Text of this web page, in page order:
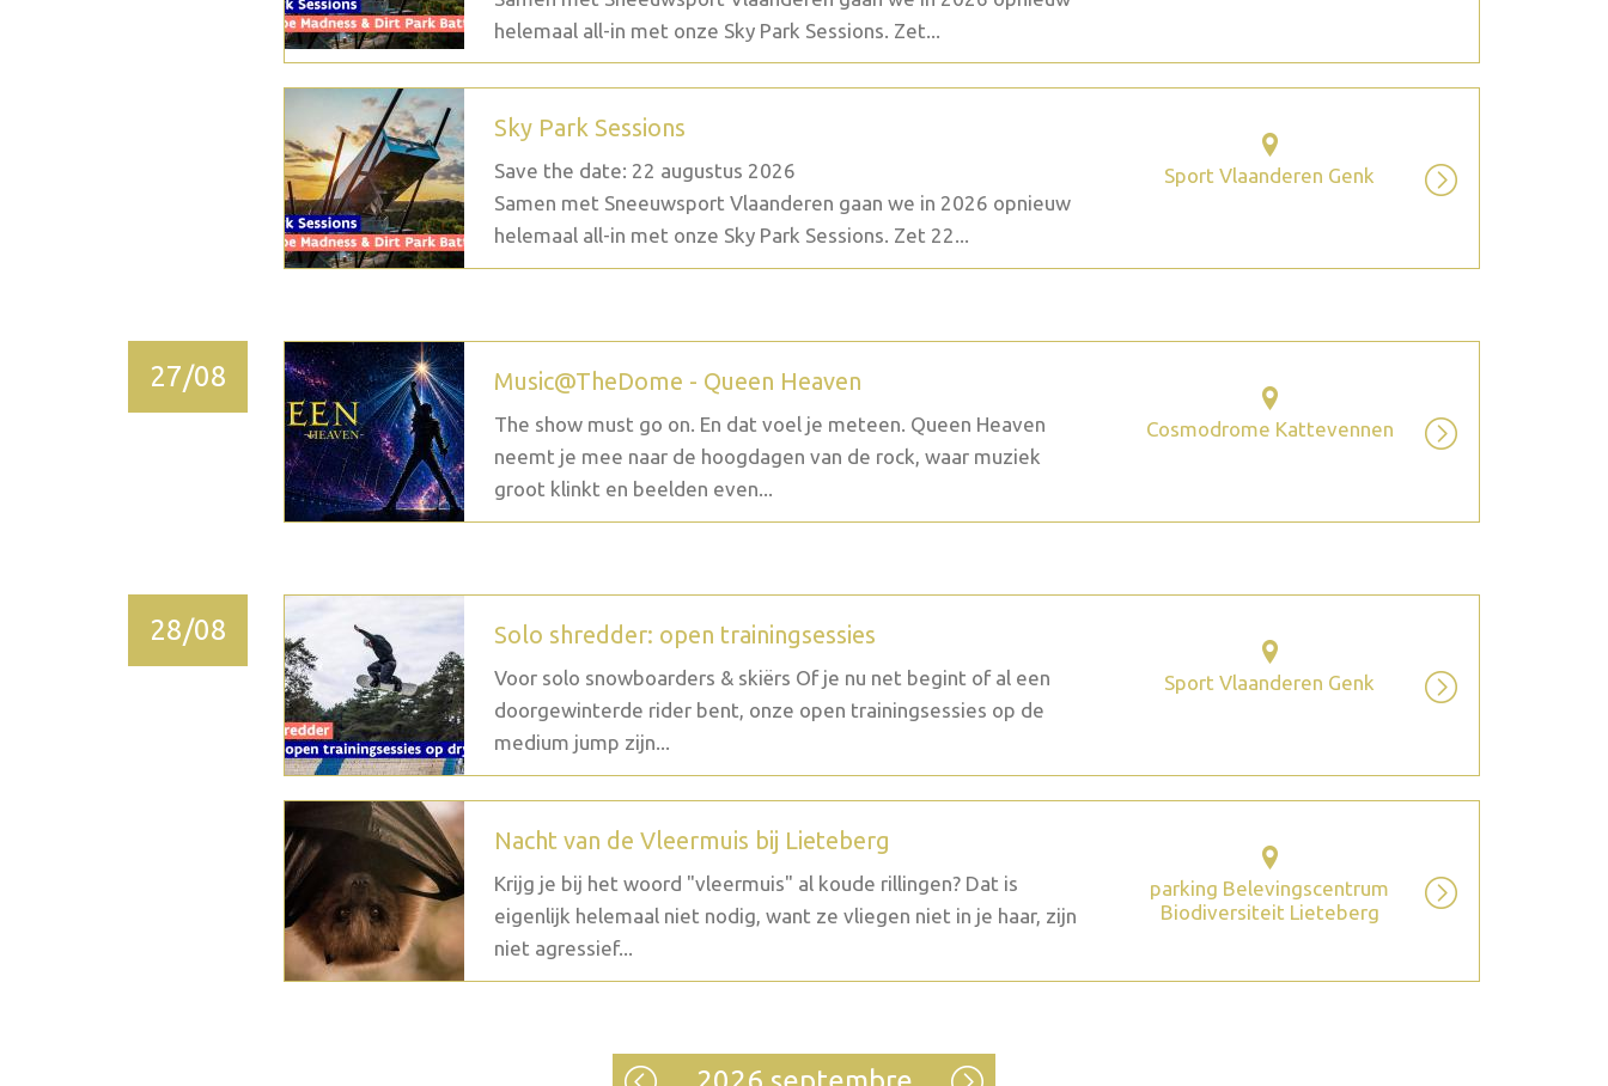
helemaal all-in met onze Sky Park Sessions. Zet...
Sky Park Sessions
Save the date: 22 augustus 2026
Samen met Sneeuwsport Vlaanderen gaan we in 2026 opnieuw
helemaal all-in met onze Sky Park Sessions. Zet 22...
Sport Vlaanderen Genk
27/08 Music@TheDome - Queen Heaven
The show must go on. En dat voel je meteen. Queen Heaven
neemt je mee naar de hoogdagen van de rock, waar muziek
groot klinkt en beelden even...
Cosmodrome Kattevennen
28/08 Solo shredder: open trainingsessies
Voor solo snowboarders & skiërs Of je nu net begint of al een
doorgewinterde rider bent, onze open trainingsessies op de
medium jump zijn...
Sport Vlaanderen Genk
Nacht van de Vleermuis bij Lieteberg
Krijg je bij het woord "vleermuis" al koude rillingen? Dat is
eigenlijk helemaal niet nodig, want ze vliegen niet in je haar, zijn
niet agressief...
parking Belevingscentrum
Biodiversiteit Lieteberg